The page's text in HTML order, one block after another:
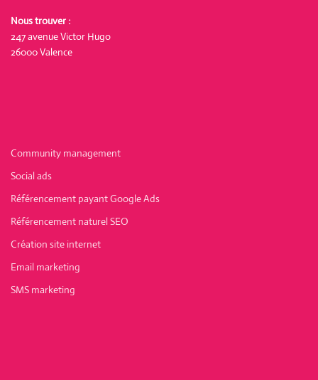
Nous trouver :
247 avenue Victor Hugo
26000 Valence
Community management
Social ads
Référencement payant Google Ads
Référencement naturel SEO
Création site internet
Email marketing
SMS marketing